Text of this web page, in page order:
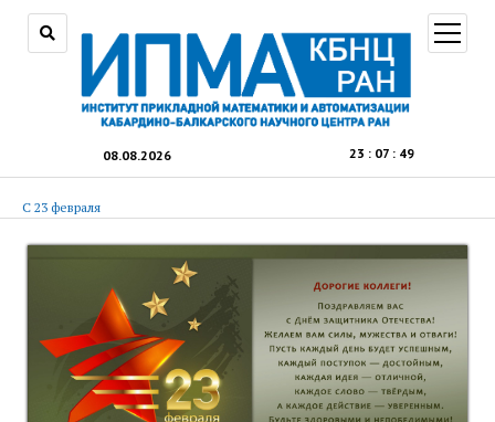
08.08.2026 23 : 07 : 50
меню
С 23 февраля